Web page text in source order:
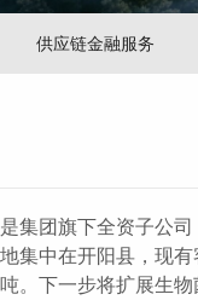
供应链金融服务
是集团旗下全资子公司
地集中在开阳县，现有
吨。下一步将扩展生物